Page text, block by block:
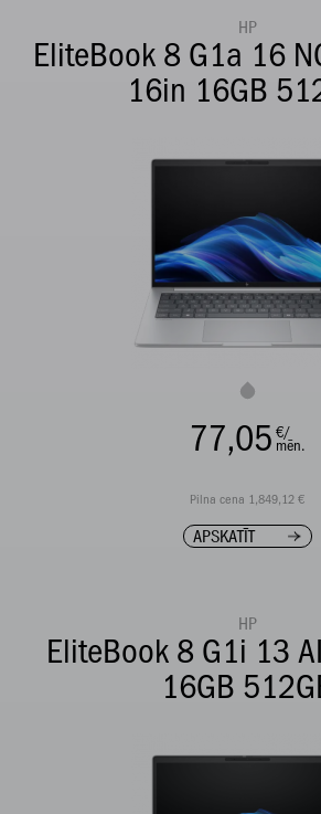
HP
EliteBook 8 G1a 16
16in 16GB
77,05 €/
mēn.
Pilna cena 1,849,12 €
APSKATĪT
HP
EliteBook 8 G1i 13
16GB